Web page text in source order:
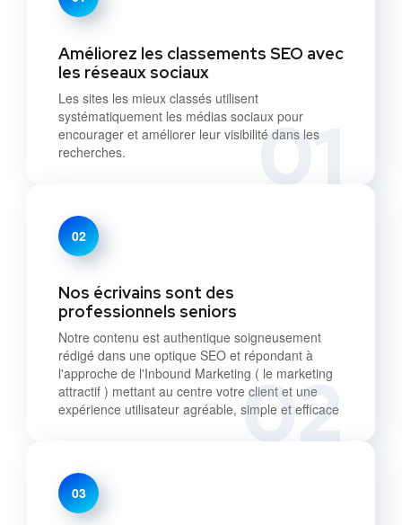
01
Améliorez les classements SEO avec
les réseaux sociaux
Les sites les mieux classés utilisent
systématiquement les médias sociaux pour
encourager et améliorer leur visibilité dans les
recherches.
02
02
Nos écrivains sont des
professionnels seniors
Notre contenu est authentique soigneusement
rédigé dans une optique SEO et répondant à
l'approche de l'Inbound Marketing ( le marketing
attractif ) mettant au centre votre client et une
expérience utilisateur agréable, simple et efficace
03